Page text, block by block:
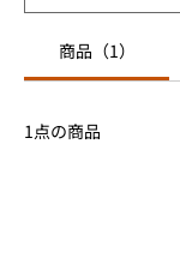
商品（1）
1点の商品